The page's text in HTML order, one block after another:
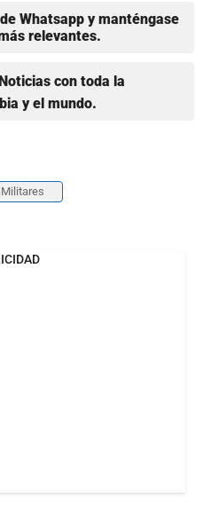
Whatsapp y manténgase
relevantes.
con toda la
y el mundo.